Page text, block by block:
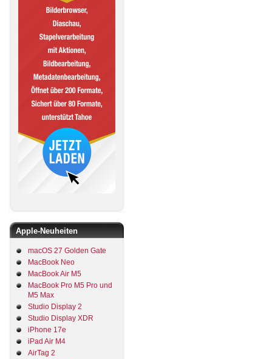
Apple-Neuheiten
macOS 27 Golden Gate
MacBook Neo
MacBook Air M5
MacBook Pro M5 Pro und
M5 Max
Studio Display 2
Studio Display XDR
iPhone 17e
iPad Air M4
AirTag 2